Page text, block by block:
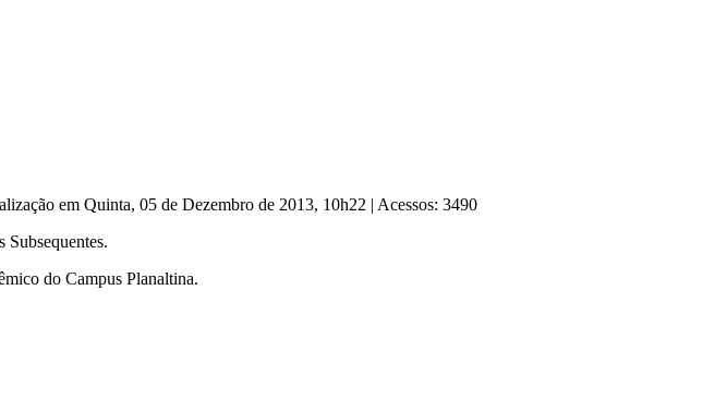
em Quinta, 05 de Dezembro de 2013, 10h22 | Acessos: 3490
Subsequentes.
do Campus Planaltina.